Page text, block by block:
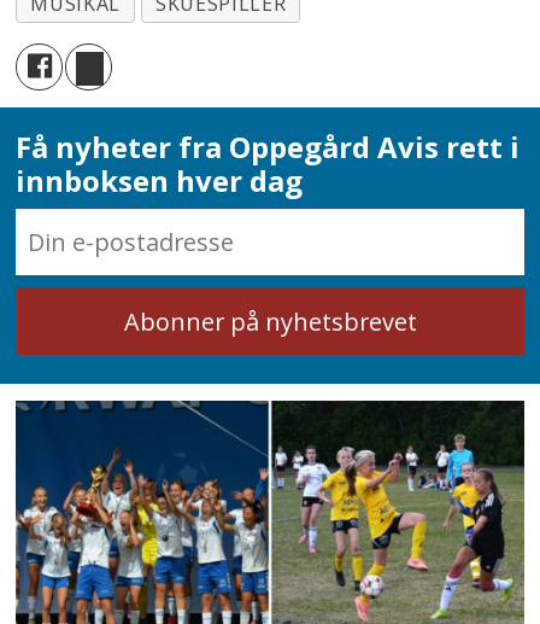
Få nyheter fra Oppegård Avis rett i
innboksen hver dag